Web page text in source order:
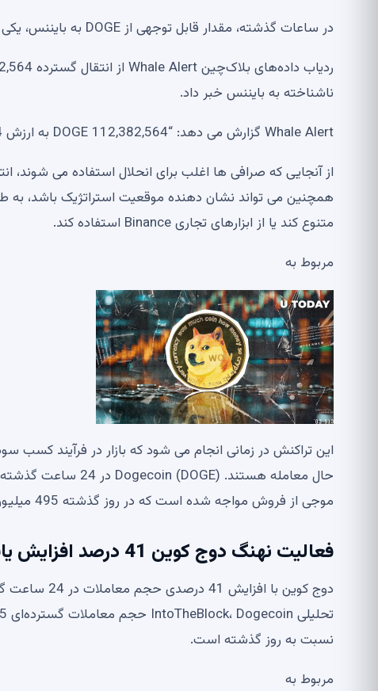
در ساعات گذشته، مقدار قابل توجهی از DOGE به بایننس، یکی از بزرگ‌ترین صرافی‌های ارزهای دیجیتال جهان، منتقل شد.
ناشناخته به بایننس خبر داد.
Whale Alert گزارش می دهد: “112,382,564 DOGE به ارزش 48,717,014 دلار از کیف پول ناشناخته به Binance منتقل شد.”
از آنجایی که صرافی ها اغلب برای انحلال استفاده می
همچنین می تواند نشان دهنده موقعیت استراتژیک باشد، به
متنوع کند یا از ابزارهای تجاری Binance استفاده کند.
مربوط به
موجی از فروش مواجه شده است که در روز گذشته 495 میلیون دلار نقد شده است.
فعالیت نهنگ دوج کوین 41 درصد افزایش یافت
دوج کوین
نسبت به روز گذشته است.
مربوط به